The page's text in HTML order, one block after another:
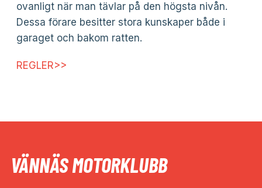
ovanligt när man tävlar på den högsta nivån.
Dessa förare besitter stora kunskaper både i
garaget och bakom ratten.
REGLER>>
VÄNNÄS MOTORKLUBB